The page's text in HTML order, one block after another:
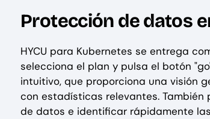
Protección de datos
HYCU para Kubernetes se entrega
selecciona el plan y pulsa el botón
intuitivo, que proporciona una visión
con estadísticas relevantes.
de datos e identificar rápidamente